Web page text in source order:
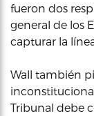
fueron dos
general de los
capturar la
Wall también
Tribunal debe